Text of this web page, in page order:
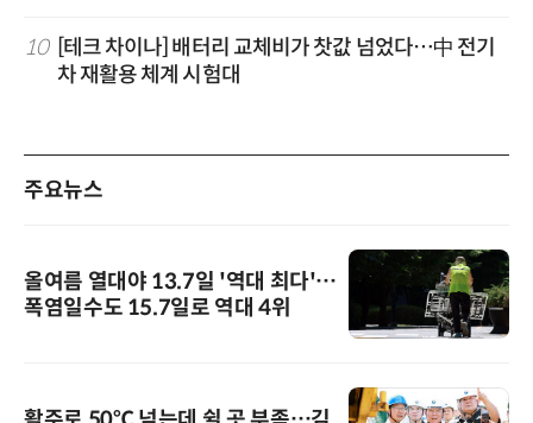
10
[테크 차이나] 배터리 교체비가 찻값 넘었다…中 전기
차 재활용 체계 시험대
주요뉴스
올여름 열대야 13.7일 '역대 최다'…
폭염일수도 15.7일로 역대 4위